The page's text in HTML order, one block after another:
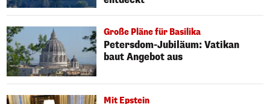
Große Pläne für Basilika
Petersdom-Jubiläum: Vatikan
baut Angebot aus
Mit Epstein